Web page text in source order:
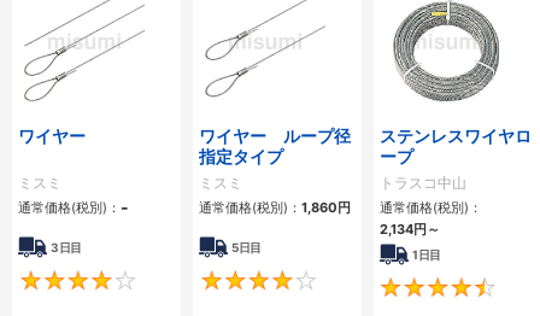
ワイヤー
ミスミ
通常価格(税別)： -
3日目
4.3
ワイヤー ループ径
指定タイプ
ミスミ
通常価格(税別)： 1,860円
5日目
4.3
ステンレスワイヤロ
ープ
トラスコ中山
通常価格(税別)：
2,134円～
1日目